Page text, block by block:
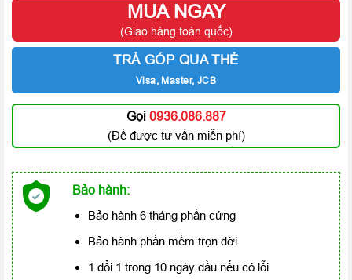
MUA NGAY
(Giao hàng toàn quốc)
TRẢ GÓP QUA THẺ
Visa, Master, JCB
Gọi 0936.086.887
(Để được tư vấn miễn phí)
Bảo hành:
Bảo hành 6 tháng phần cứng
Bảo hành phần mềm trọn đời
1 đổi 1 trong 10 ngày đầu nếu có lỗi